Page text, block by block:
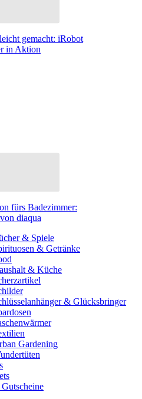
gemacht: iRobot
in Aktion
fürs Badezimmer:
diaqua
& Spiele
& Getränke
& Küche
& Glücksbringer
Gardening